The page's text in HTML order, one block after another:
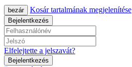
bezár Kosár tartalmának megjelenítése
Bejelentkezés
Elfelejtette a jelszavát?
Bejelentkezés